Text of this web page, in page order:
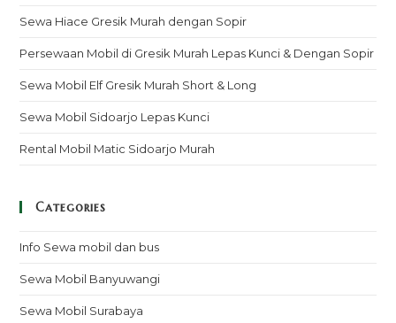
Sewa Hiace Gresik Murah dengan Sopir
Persewaan Mobil di Gresik Murah Lepas Kunci & Dengan Sopir
Sewa Mobil Elf Gresik Murah Short & Long
Sewa Mobil Sidoarjo Lepas Kunci
Rental Mobil Matic Sidoarjo Murah
Categories
Info Sewa mobil dan bus
Sewa Mobil Banyuwangi
Sewa Mobil Surabaya